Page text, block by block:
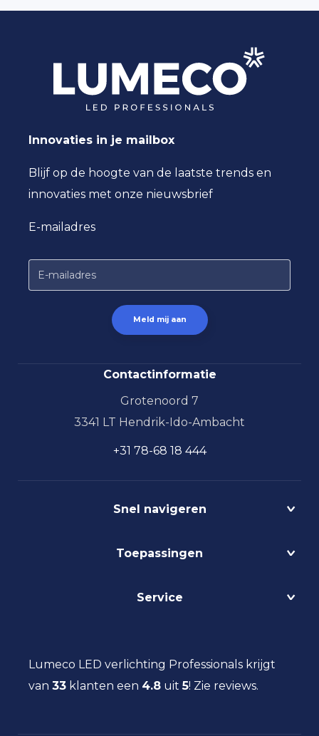
Innovaties in je mailbox
Blijf op de hoogte van de laatste trends en
innovaties met onze nieuwsbrief
E-mailadres
Contactinformatie
Grotenoord 7
3341 LT Hendrik-Ido-Ambacht
+31 78-68 18 444
Snel navigeren
Circulair
Lichtmanagement
Maatwerk
Social Return
Toepassingen
Kantoorverlichting
Projectverlichting
Scheepsverlichting
Service
Aanbestedingen
Eindgebruiker
Storingsinformatie
Lumeco LED verlichting Professionals krijgt
van 33 klanten een 4.8 uit5! Zie reviews.